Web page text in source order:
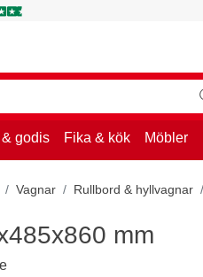
godis Fika & kök Möbler
Vagnar Rullbord & hyllvagnar
mm